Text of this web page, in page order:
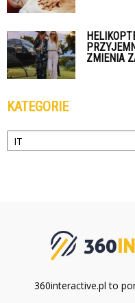
ZMIENIA
KATEGORIE
Kategorie
360interactive.pl to